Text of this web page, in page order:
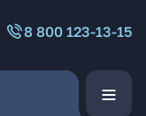
8 800 123-13-15